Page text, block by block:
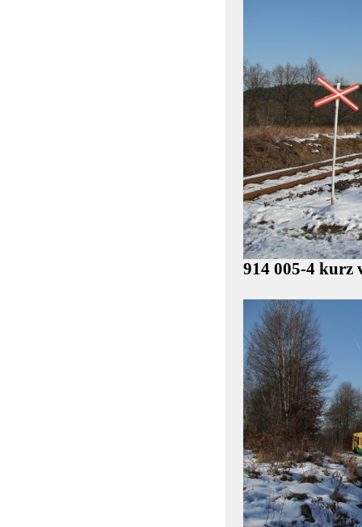
914 005-4 kurz